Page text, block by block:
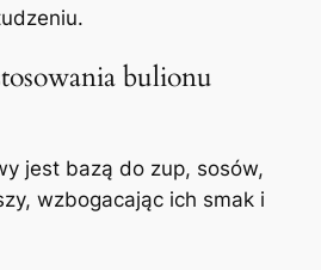
bulionu
jest bazą do zup, sosów,
wzbogacając ich smak i